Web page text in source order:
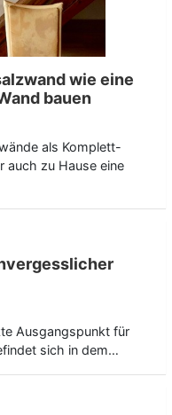
wie eine
bauen
als Komplett-
auch zu Hause eine
Ausgangspunkt für
sich in dem…